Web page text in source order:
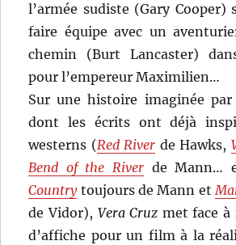
l’armée sudiste (Gary Cooper)
faire équipe avec un
chemin (Burt Lancaster)
pour l’empereur Maximilien…
Sur une histoire imaginée par
dont les écrits ont déjà
westerns (Red River de Hawks,
Bend of the Riverde Mann…
Countrytoujours de Mann et
de Vidor), Vera Cruz met face à
d’affiche pour un film à la